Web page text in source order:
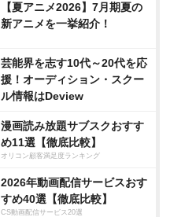
【夏アニメ2026】7月期夏の
新アニメを一挙紹介！
芸能界を志す10代～20代を応
援！オーディション・スクー
ル情報はDeview
漫画読み放題サブスクおすす
め11選【徹底比較】
オリコン顧客満足度ランキング
2026年動画配信サービスおす
すめ40選【徹底比較】
CS動画配信サービス20選